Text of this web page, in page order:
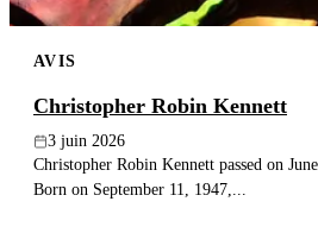
AVIS
Christopher Robin Kennett
3 juin 2026
Christopher Robin Kennett passed on
Born on September 11, 1947,...